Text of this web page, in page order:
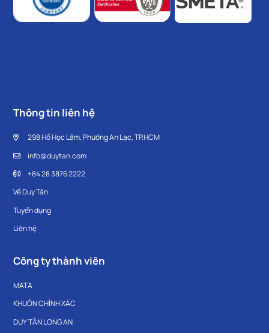
Thông tin liên hệ
298 Hồ Học Lãm, Phường An Lạc, TP.HCM
info@duytan.com
+84 28 3876 2222
Về Duy Tân
Tuyển dụng
Liên hệ
Công ty thành viên
MATA
KHUÔN CHÍNH XÁC
DUY TÂN LONG AN